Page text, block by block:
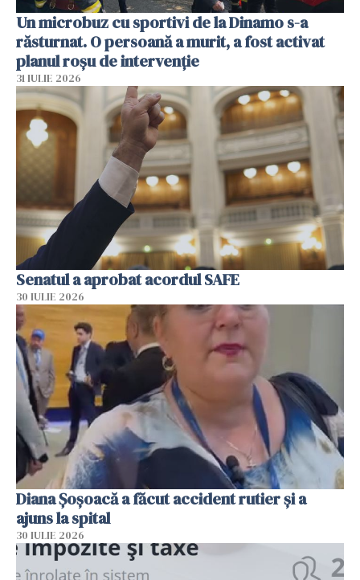
Un microbuz cu sportivi de la Dinamo s-a
răsturnat. O persoană a murit, a fost activat
planul roșu de intervenție
31 IULIE 2026
Senatul a aprobat acordul SAFE
30 IULIE 2026
Diana Șoșoacă a făcut accident rutier și a
ajuns la spital
30 IULIE 2026